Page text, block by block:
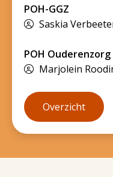
POH-GGZ
Saskia
POH Ouderenzorg
Marjolein
Overzicht